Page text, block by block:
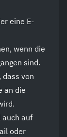
eine E-
wenn die
sind.
dass von
an die
auch auf
oder